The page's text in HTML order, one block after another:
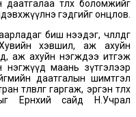
төлөх боломжийг
гэдгийг онцлов.
биш нээдэг, чөлөөлдөг
хэвшил, аж ахуйн
аж ахуйн нэгждээ итгэж
маань зүтгэлээр
даатгалын шимтгэл
гаргаж, эргэн төлөх
Ерөнхий сайд Н.Учрал